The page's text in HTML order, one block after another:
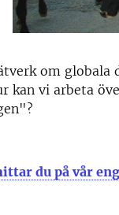
om globala
kan vi arbeta
du på vår